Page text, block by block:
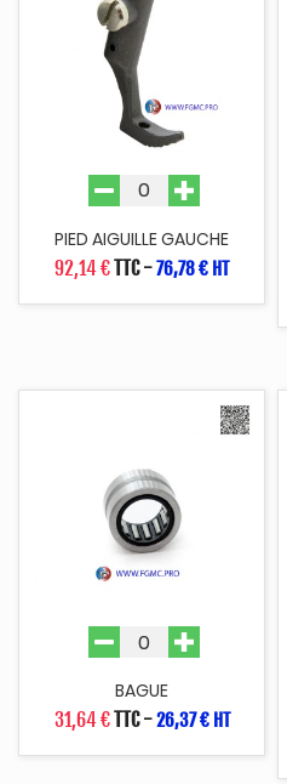
PIED AIGUILLE GAUCHE
92,14 €TTC-76,78 € HT
BAGUE
31,64 €TTC-26,37 € HT